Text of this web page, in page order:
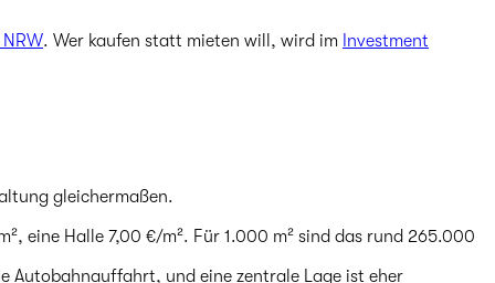
. Wer kaufen statt mieten will, wird im Investment
gleichermaßen.
eine Halle 7,00 €/m². Für 1.000 m² sind das rund 265.000
Autobahnauffahrt, und eine zentrale Lage ist eher